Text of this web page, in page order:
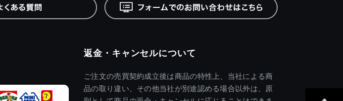
返金・キャンセルについて
ご注文の売買契約成立後は商品の特性上、当社による商
品の取り違い、その他当社が別途認める場合以外は、原